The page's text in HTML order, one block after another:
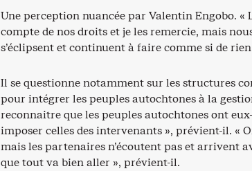
Une perception nuancée par Valentin Engobo. «
compte de nos droits et je les remercie, mais
s’éclipsent et continuent à faire comme si de
Il se questionne notamment sur les structures
pour intégrer les peuples autochtones à la
reconnaitre que les peuples autochtones ont
imposer celles des intervenants », prévient-il. «
mais les partenaires n’écoutent pas et arrivent
que tout va bien aller », prévient-il.